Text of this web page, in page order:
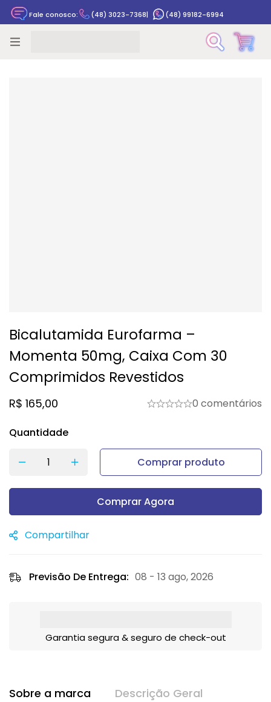
Fale conosco: (48) 3023-7368| (48) 99182-6994
Bicalutamida Eurofarma –
Momenta 50mg, Caixa Com 30
Comprimidos Revestidos
R$ 165,00 0 comentários
Quantidade
Comprar produto
Comprar Agora
Compartilhar
Previsão De Entrega: 08 - 13 ago, 2026
Garantia segura & seguro de check-out
Sobre a marca Descrição Geral